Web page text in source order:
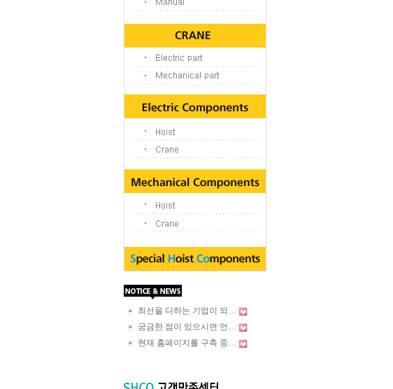
최선을 다하는 기업이 되…
궁금한 점이 있으시면 언…
현재 홈페이지를 구축 중…